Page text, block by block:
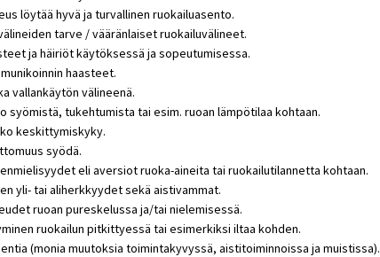
löytää hyvä ja turvallinen ruokailuasento.
tarve / vääränlaiset ruokailuvälineet.
ja häiriöt käytöksessä ja sopeutumisessa.
haasteet.
vallankäytön välineenä.
syömistä, tukehtumista tai esim. ruoan lämpötilaa kohtaan.
keskittymiskyky.
syödä.
eli aversiot ruoka-aineita tai ruokailutilannetta kohtaan.
yli- tai aliherkkyydet sekä aistivammat.
ruoan pureskelussa ja/tai nielemisessä.
ruokailun pitkittyessä tai esimerkiksi iltaa kohden.
(monia muutoksia toimintakyvyssä, aistitoiminnoissa ja muistissa).